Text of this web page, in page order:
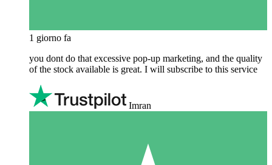
1 giorno fa
you dont do that excessive pop-up marketing, and the quality
of the stock available is great. I will subscribe to this service
Imran